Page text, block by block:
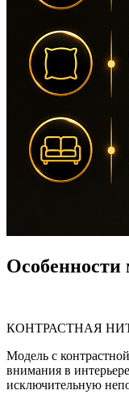
Особенности
КОНТРАСТНАЯ
Модель с
внимания в
исключительную